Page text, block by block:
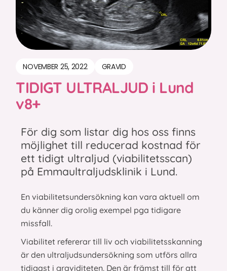
NOVEMBER 25, 2022 GRAVID
TIDIGT ULTRALJUD i Lund
v8+
För dig som listar dig hos oss finns
möjlighet till reducerad kostnad för
ett tidigt ultraljud (viabilitetsscan)
på Emmaultraljudsklinik i Lund.
En viabilitetsundersökning kan vara aktuell om
du känner dig orolig exempel pga tidigare
missfall.
Viabilitet refererar till liv och viabilitetsskanning
är den ultraljudsundersökning som utförs allra
tidigast i graviditeten. Den är främst till för att